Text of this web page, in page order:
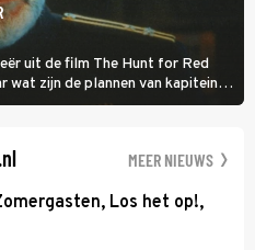
uit de film The Hunt for Red
zijn de plannen van kapitein
MEER NIEUWS
Los het op!,